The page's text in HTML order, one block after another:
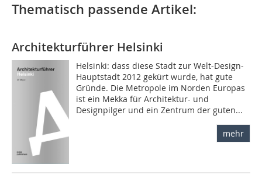
Thematisch passende Artikel:
Architekturführer Helsinki
Helsinki: dass diese Stadt zur Welt-Design-
Hauptstadt 2012 gekürt wurde, hat gute
Gründe. Die Metropole im Norden Europas
ist ein Mekka für Architektur- und
Designpilger und ein Zentrum der guten...
mehr